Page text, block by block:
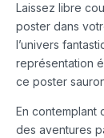
Laissez libre
poster dans
l’univers
représentation
ce poster
En
des aventures